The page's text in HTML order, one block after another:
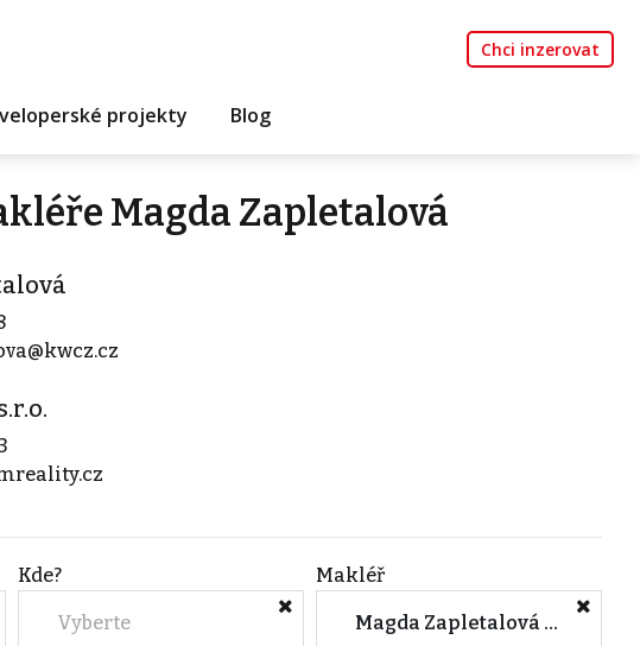
Chci inzerovat
projekty Blog
Magda Zapletalová
Kde?
Vyberte
Makléř
Magda Zapletalová (Color Dream s.r.o.)